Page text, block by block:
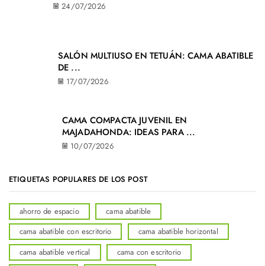
24/07/2026
SALÓN MULTIUSO EN TETUÁN: CAMA ABATIBLE
DE ...
17/07/2026
CAMA COMPACTA JUVENIL EN
MAJADAHONDA: IDEAS PARA ...
10/07/2026
ETIQUETAS POPULARES DE LOS POST
ahorro de espacio
cama abatible
cama abatible con escritorio
cama abatible horizontal
cama abatible vertical
cama con escritorio